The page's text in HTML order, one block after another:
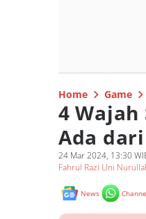
Home Game
4
Ada
24 Mar 2024, 13:30
Fahrul Razi Uni
News